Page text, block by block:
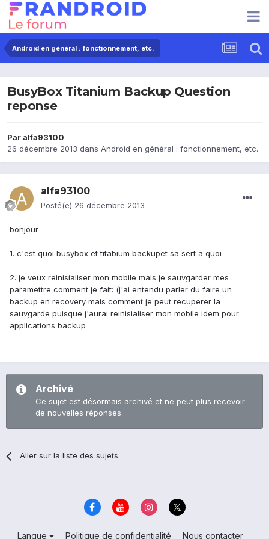
Android en général : fonctionnement, etc.
BusyBox Titanium Backup Question
reponse
Paralfa93100
26 décembre 2013 dans Android en général : fonctionnement, etc.
alfa93100
Posté(e) 26 décembre 2013
bonjour
1. c'est quoi busybox et titabium backupet sa sert a quoi
2. je veux reinisialiser mon mobile mais je sauvgarder mes
paramettre comment je fait: (j'ai entendu parler du faire un
backup en recovery mais comment je peut recuperer la
sauvgarde puisque j'aurai reinisialiser mon mobile idem pour
applications backup
Archivé
Ce sujet est désormais archivé et ne peut plus recevoir
de nouvelles réponses.
Aller sur la liste des sujets
Langue Politique de confidentialité Nous contacter